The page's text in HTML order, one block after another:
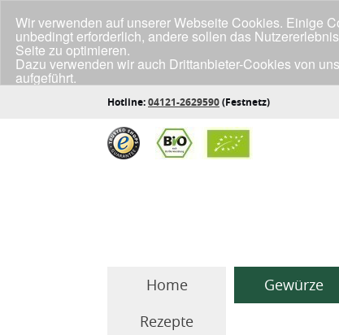
Hotline:04121-2629590(Festnetz)
Home Gewürze
Rezepte
Wir verwenden auf unserer Webseite Cookies. Einige
unbedingt erforderlich, andere sollen das
Seite zu optimieren.
Dazu verwenden wir auch Drittanbieter-Cookies von
aufgeführt.
Klicke unten auf "Annehmen", wenn du mit der